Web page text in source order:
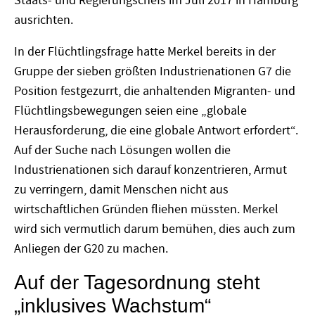
ausrichten.
In der Flüchtlingsfrage hatte Merkel bereits in der
Gruppe der sieben größten Industrienationen G7 die
Position festgezurrt, die anhaltenden Migranten- und
Flüchtlingsbewegungen seien eine „globale
Herausforderung, die eine globale Antwort erfordert“.
Auf der Suche nach Lösungen wollen die
Industrienationen sich darauf konzentrieren, Armut
zu verringern, damit Menschen nicht aus
wirtschaftlichen Gründen fliehen müssten. Merkel
wird sich vermutlich darum bemühen, dies auch zum
Anliegen der G20 zu machen.
Auf der Tagesordnung steht
„inklusives Wachstum“